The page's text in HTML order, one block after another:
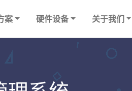
案 硬件设备 关于我们